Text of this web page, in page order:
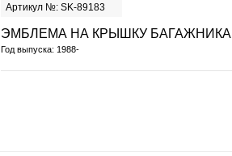
Артикул №: SK-89183
ЭМБЛЕМА НА КРЫШКУ БАГАЖНИКА
Год выпуска: 1988-